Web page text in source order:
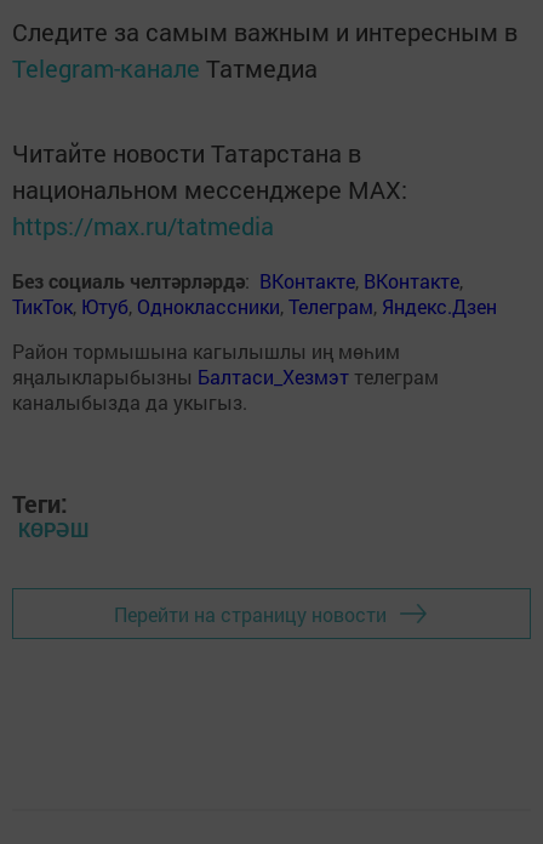
Следите за самым важным и интересным в
Telegram-канале Татмедиа
Читайте новости Татарстана в
национальном мессенджере MАХ:
https://max.ru/tatmedia
Без социаль челтәрләрдә: ВКонтакте, ВКонтакте,
ТикТок, Ютуб, Одноклассники,Телеграм, Яндекс.Дзен
Район тормышына кагылышлы иң мөһим
яңалыкларыбызны Балтаси_Хезмэт телеграм
каналыбызда да укыгыз.
Теги:
КӨРӘШ
Перейти на страницу новости